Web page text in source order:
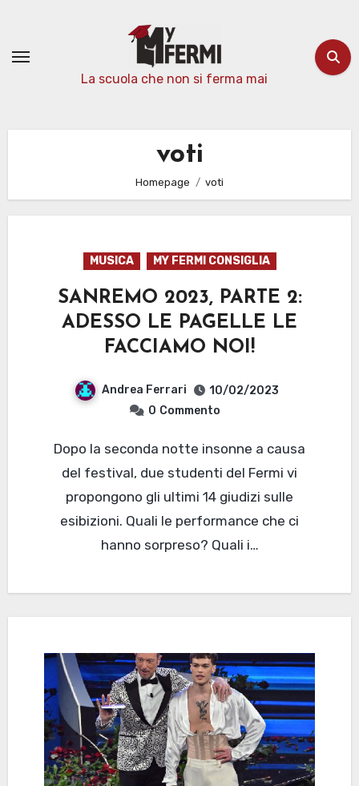
contenuto
La scuola che non si ferma mai
voti
Homepage voti
MUSICA MY FERMI CONSIGLIA
SANREMO 2023, PARTE 2:
ADESSO LE PAGELLE LE
FACCIAMO NOI!
Andrea Ferrari
10/02/2023
0 Commento
Dopo la seconda notte insonne a causa
del festival, due studenti del Fermi vi
propongono gli ultimi 14 giudizi sulle
esibizioni. Quali le performance che ci
hanno sorpreso? Quali i…